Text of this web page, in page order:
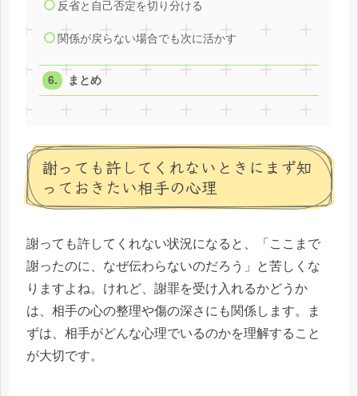
反省と自己否定を切り分ける
関係が戻らない場合でも次に活かす
まとめ
謝っても許してくれないときにまず知
っておきたい相手の心理
謝っても許してくれない状況になると、「ここまで
謝ったのに、なぜ伝わらないのだろう」と苦しくな
りますよね。けれど、謝罪を受け入れるかどうか
は、相手の心の整理や傷の深さにも関係します。ま
ずは、相手がどんな心理でいるのかを理解すること
が大切です。